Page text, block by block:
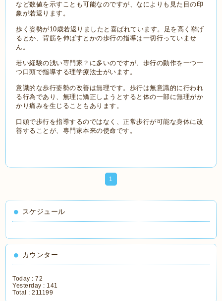
など数値を示すことも可能なのですが、なによりも見た目の印
象が若返ります。
歩く姿勢が10歳若返りましたと喜ばれています。足を高く挙げ
るとか、背筋を伸ばすとかの歩行の指導は一切行っていませ
ん。
若い経験の浅い専門家？に多いのですが、歩行の動作を一つ一
つ口頭で指導する理学療法士がいます。
意識的な歩行姿勢の改善は無理です。歩行は無意識的に行われ
る行為であり、無理に矯正しようとすると体の一部に無理がか
かり痛みを生じることもあります。
口頭で歩行を指導するのではなく、正常歩行が可能な身体に改
善することが、専門家本来の使命です。
1
スケジュール
カウンター
Today :72
Yesterday : 141
Total :211199